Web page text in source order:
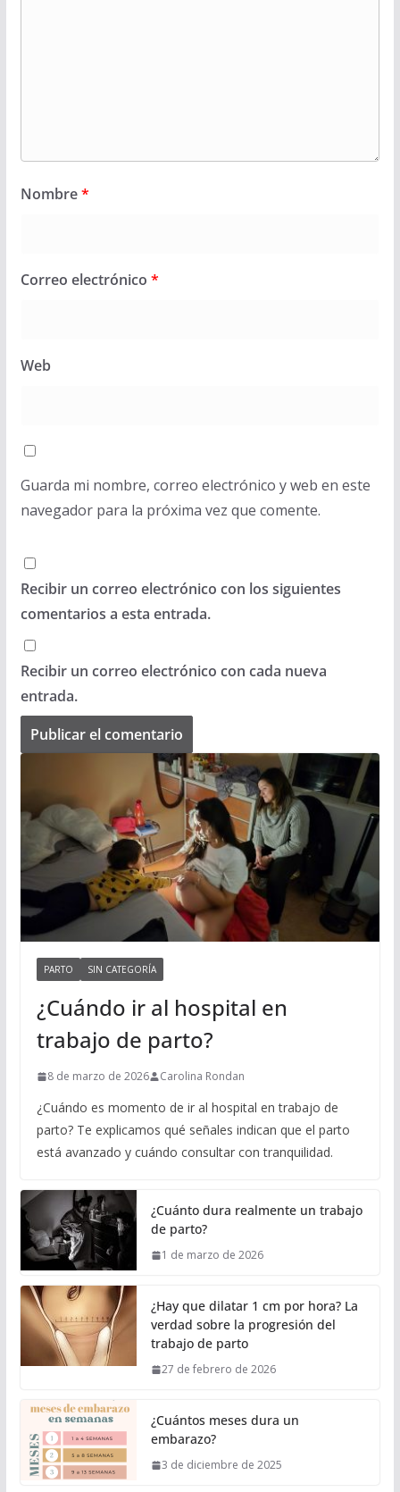
Nombre*
Correo electrónico *
Web
Guarda mi nombre, correo electrónico y web en este
navegador para la próxima vez que comente.
Recibir un correo electrónico con los siguientes
comentarios a esta entrada.
Recibir un correo electrónico con cada nueva
entrada.
PARTO SIN CATEGORÍA
¿Cuándo ir al hospital en
trabajo de parto?
8 de marzo de 2026 Carolina Rondan
¿Cuándo es momento de ir al hospital en trabajo de
parto? Te explicamos qué señales indican que el parto
está avanzado y cuándo consultar con tranquilidad.
¿Cuánto dura realmente un trabajo
de parto?
1 de marzo de 2026
¿Hay que dilatar 1 cm por hora? La
verdad sobre la progresión del
trabajo de parto
27 de febrero de 2026
¿Cuántos meses dura un
embarazo?
3 de diciembre de 2025